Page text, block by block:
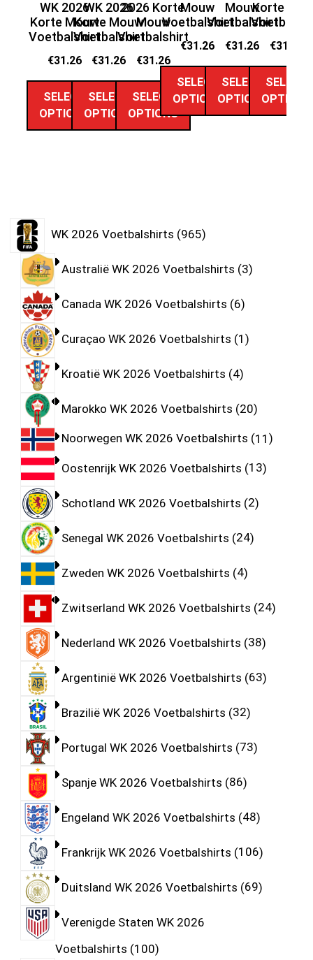
WK 2026
Korte Mouw
Voetbalshirt
€31.26
SELECT
OPTIONS
WK 2026
Korte Mouw
Voetbalshirt
€31.26
SELECT
OPTIONS
2026 Korte
Mouw
Voetbalshirt
€31.26
SELECT
OPTIONS
Mouw
Voetbalshirt
€31.26
SELECT
OPTIONS
Mouw
Voetbalshirt
€31.26
SELECT
OPTIONS
Korte
€31.26
SELECT
OPTIONS
WK 2026 Voetbalshirts 965
Australië WK 2026 Voetbalshirts 3
Canada WK 2026 Voetbalshirts 6
Curaçao WK 2026 Voetbalshirts 1
Kroatië WK 2026 Voetbalshirts 4
Marokko WK 2026 Voetbalshirts 20
Noorwegen WK 2026 Voetbalshirts 11
Oostenrijk WK 2026 Voetbalshirts 13
Schotland WK 2026 Voetbalshirts 2
Senegal WK 2026 Voetbalshirts 24
Zweden WK 2026 Voetbalshirts 4
Zwitserland WK 2026 Voetbalshirts 24
Nederland WK 2026 Voetbalshirts 38
Argentinië WK 2026 Voetbalshirts 63
Brazilië WK 2026 Voetbalshirts 32
Portugal WK 2026 Voetbalshirts 73
Spanje WK 2026 Voetbalshirts 86
Engeland WK 2026 Voetbalshirts 48
Frankrijk WK 2026 Voetbalshirts 106
Duitsland WK 2026 Voetbalshirts 69
Verenigde Staten WK 2026
Voetbalshirts 100